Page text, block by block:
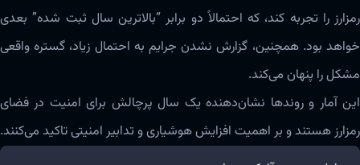
رمزارز را تجربه کند، که احتمالاً دو برابر “بالاترین سال ثبت شده” بعدی
خواهد بود. همچنین، گزارش نشدن جرایم به احتمال زیاد، گستره واقعی
مشکل را پنهان می‌کند.
این آمار و روندها نشان‌دهنده یک سال پرچالش برای امنیت در فضای
رمزارز هستند و بر اهمیت افزایش هوشیاری و تدابیر امنیتی تاکید می‌کنند.